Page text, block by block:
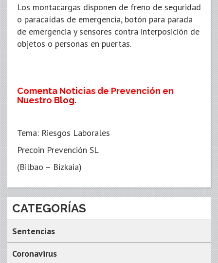
Los montacargas disponen de freno de seguridad
o paracaídas de emergencia, botón para parada
de emergencia y sensores contra interposición de
objetos o personas en puertas.
Comenta Noticias de Prevención en
Nuestro Blog.
Tema: Riesgos Laborales
Precoin Prevención SL
(Bilbao – Bizkaia)
CATEGORÍAS
Sentencias
Coronavirus